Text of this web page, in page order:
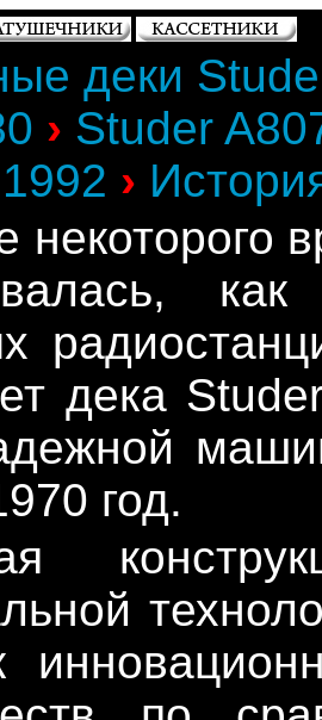
деки
› Studer
›
некоторого
дека
год.